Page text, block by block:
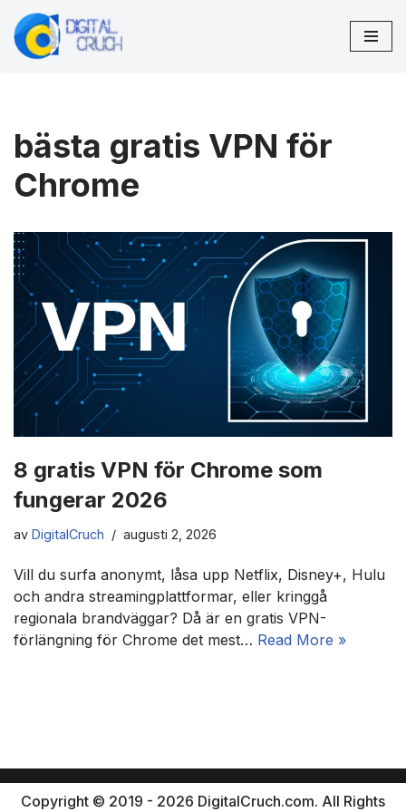
Hoppa
bästa gratis VPN för
Chrome
8 gratis VPN för Chrome som
fungerar 2026
av DigitalCruch augusti 2, 2026
Vill du surfa anonymt, låsa upp Netflix, Disney+, Hulu
och andra streamingplattformar, eller kringgå
regionala brandväggar? Då är en gratis VPN-
förlängning för Chrome det mest… Read More »
Copyright © 2019 - 2026 DigitalCruch.com. All Rights